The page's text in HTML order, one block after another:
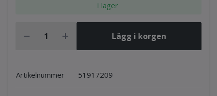
I lager
Lägg i korgen
Artikelnummer 51917209